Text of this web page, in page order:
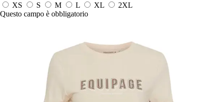
XS S M L XL
2XL
Questo campo è obbligatorio